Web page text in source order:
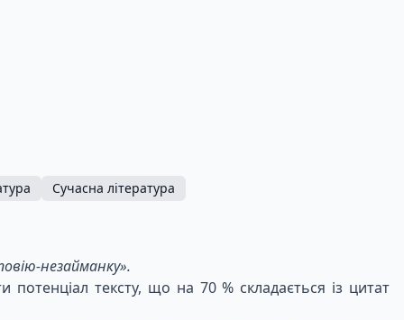
Сучасна література
незайманку».
тексту, що на 70 % складається із цитат